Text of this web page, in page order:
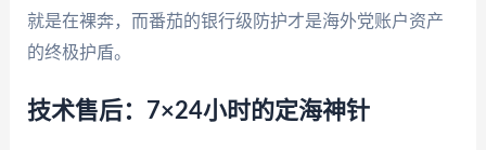
就是在裸奔，而番茄的银行级防护才是海外党账户资产
的终极护盾。
技术售后：7×24小时的定海神针